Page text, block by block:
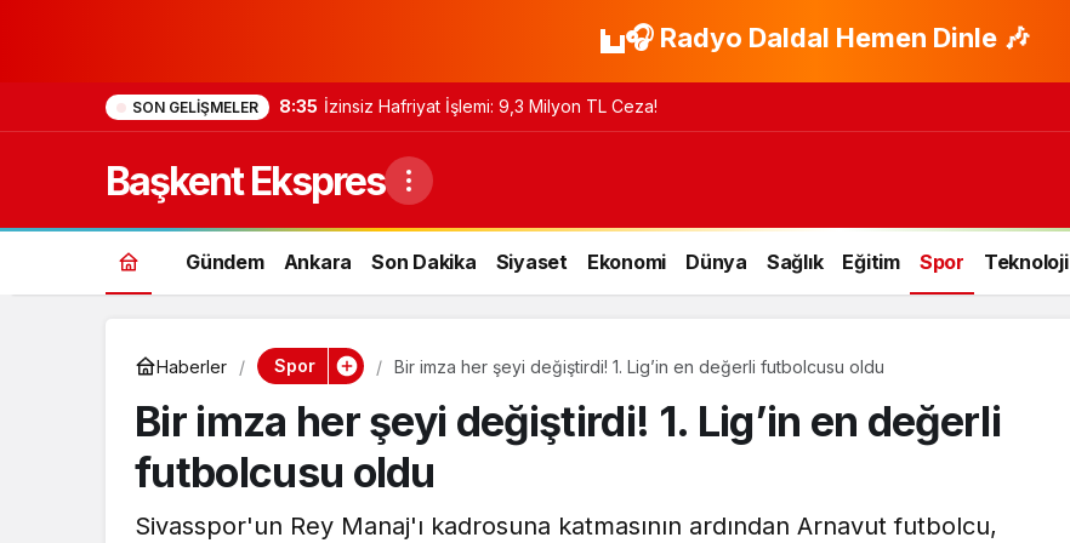
🎧 Radyo Daldal Hemen Dinle 🎶
SON GELIŞMELER 8:35 İzinsiz Hafriyat İşlemi: 9,3 Milyon TL Ceza!
Başkent Ekspres
Gündem Ankara Son Dakika Siyaset Ekonomi Dünya Sağlık Eğitim Spor Teknoloji
Haberler Spor Bir imza her şeyi değiştirdi! 1. Lig’in en değerli futbolcusu oldu
Bir imza her şeyi değiştirdi! 1. Lig’in en değerli
futbolcusu oldu
Sivasspor'un Rey Manaj'ı kadrosuna katmasının ardından Arnavut futbolcu,